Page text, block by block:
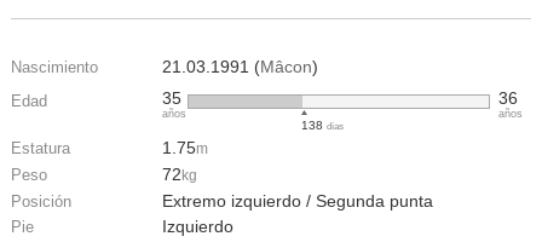
Nascimiento 21.03.1991 (Mâcon)
Edad 35
años
138 días
36
años
Estatura 1.75m
Peso 72 kg
Posición Extremo izquierdo / Segunda punta
Pie Izquierdo